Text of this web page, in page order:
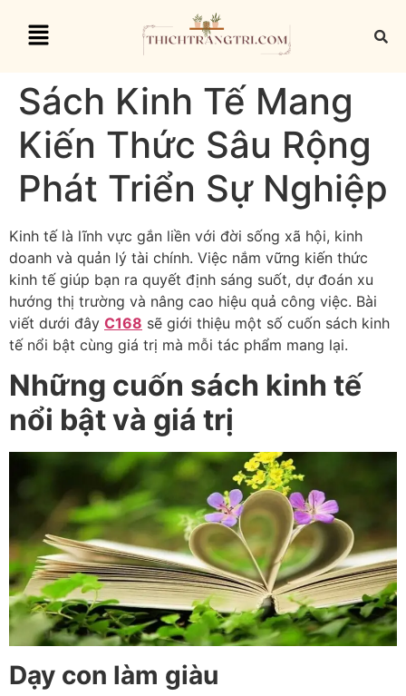
Sách Kinh Tế Mang
Kiến Thức Sâu Rộng
Phát Triển Sự Nghiệp
Kinh tế là lĩnh vực gắn liền với đời sống xã hội, kinh
doanh và quản lý tài chính. Việc nắm vững kiến thức
kinh tế giúp bạn ra quyết định sáng suốt, dự đoán xu
hướng thị trường và nâng cao hiệu quả công việc. Bài
viết dưới đây C168 sẽ giới thiệu một số cuốn sách kinh
tế nổi bật cùng giá trị mà mỗi tác phẩm mang lại.
Những cuốn sách kinh tế
nổi bật và giá trị
Dạy con làm giàu